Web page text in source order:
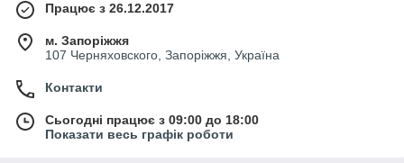
Працює з 26.12.2017
м. Запоріжжя
107 Черняховского, Запоріжжя, Україна
Контакти
Сьогодні працює з 09:00 до 18:00
Показати весь графік роботи